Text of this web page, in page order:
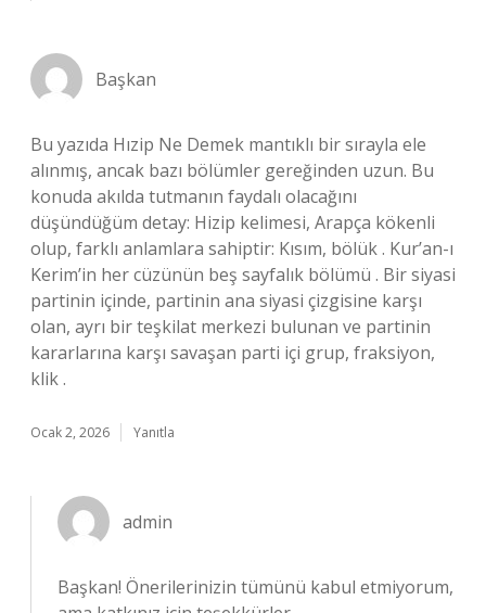
Başkan
Bu yazıda Hızip Ne Demek mantıklı bir sırayla ele
alınmış, ancak bazı bölümler gereğinden uzun. Bu
konuda akılda tutmanın faydalı olacağını
düşündüğüm detay: Hizip kelimesi, Arapça kökenli
olup, farklı anlamlara sahiptir: Kısım, bölük . Kur’an-ı
Kerim’in her cüzünün beş sayfalık bölümü . Bir siyasi
partinin içinde, partinin ana siyasi çizgisine karşı
olan, ayrı bir teşkilat merkezi bulunan ve partinin
kararlarına karşı savaşan parti içi grup, fraksiyon,
klik .
Ocak 2, 2026 Yanıtla
admin
Başkan! Önerilerinizin tümünü kabul etmiyorum,